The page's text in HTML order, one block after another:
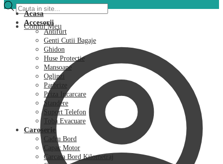
Products
search
Contul Meu
Acasa
Accesorii
Antifurt
Genti Cutii Bagaje
Ghidon
Huse Protectie
Mansoane
Oglinzi
Parbrize
Priza Incarcare
Standere
Suport Telefon
Toba Evacuare
Caroserie
Cadru Bord
Capac Motor
Carcasa Bord Kilometraj